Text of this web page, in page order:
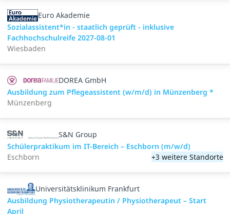
Euro Akademie
Sozialassistent*in - staatlich geprüft - inklusive
Fachhochschulreife 2027-08-01
Wiesbaden
DOREA GmbH
Ausbildung zum Pflegeassistent (w/m/d) in Münzenberg *
Münzenberg
S&N Group
Schülerpraktikum im IT-Bereich – Eschborn (m/w/d)
Eschborn
+3 weitere Standorte
Universitätsklinikum Frankfurt
Ausbildung Physiotherapeutin / Physiotherapeut – Start
April